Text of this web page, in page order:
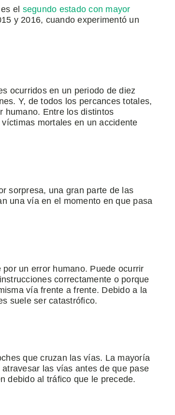
el segundo estado con mayor
y 2016, cuando experimentó un
ocurridos en un periodo de diez
Y, de todos los percances totales,
humano. Entre los distintos
mortales en un accidente
sorpresa, una gran parte de las
una vía en el momento en que pasa
un error humano. Puede ocurrir
correctamente o porque
vía frente a frente. Debido a la
suele ser catastrófico.
que cruzan las vías. La mayoría
las vías antes de que pase
debido al tráfico que le precede.